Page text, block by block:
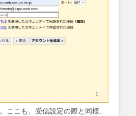
ここも、受信設定の際と同様、